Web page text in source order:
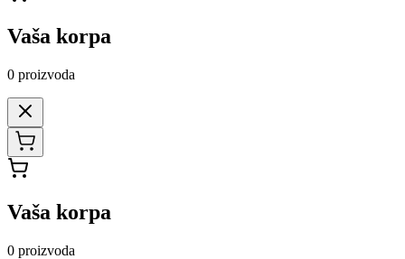
Vaša korpa
0 proizvoda
Vaša korpa
0 proizvoda